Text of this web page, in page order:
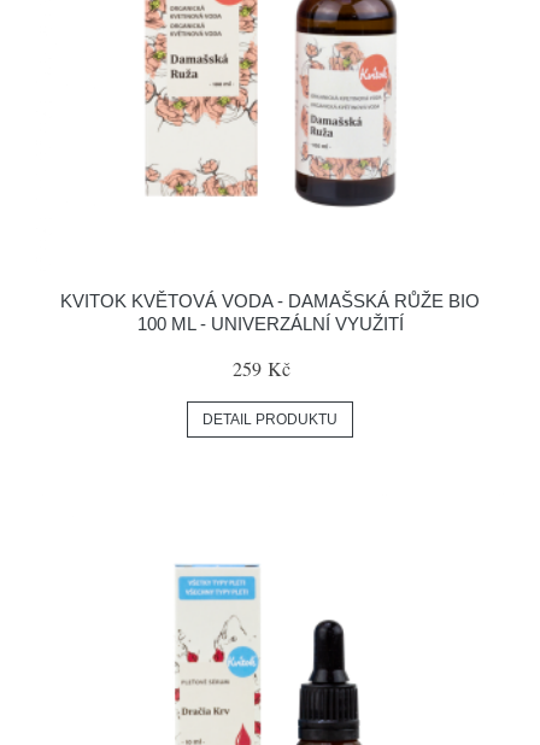
KVITOK KVĚTOVÁ VODA - DAMAŠSKÁ RŮŽE BIO
100 ML - UNIVERZÁLNÍ VYUŽITÍ
259 Kč
DETAIL PRODUKTU